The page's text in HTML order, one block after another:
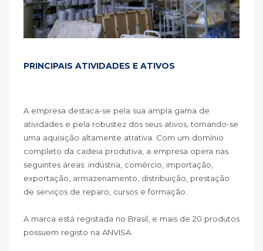
PRINCIPAIS ATIVIDADES E ATIVOS
A empresa destaca-se pela sua ampla gama de
atividades e pela robustez dos seus ativos, tornando-se
uma aquisição altamente atrativa. Com um domínio
completo da cadeia produtiva, a empresa opera nas
seguintes áreas: indústria, comércio, importação,
exportação, armazenamento, distribuição, prestação
de serviços de reparo, cursos e formação.
A marca está registada no Brasil, e mais de 20 produtos
possuem registo na ANVISA.